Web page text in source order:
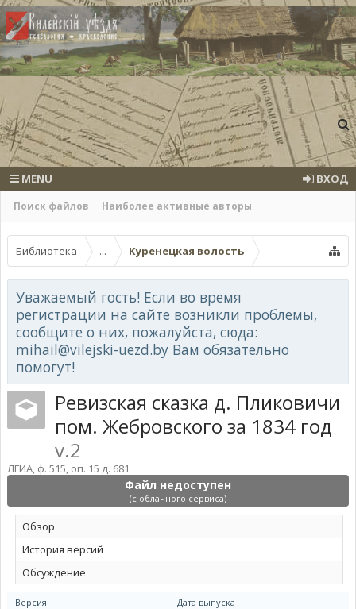
Поиск файлов Наиболее активные авторы
MENU ВХОД
Библиотека ... Куренецкая волость
Уважаемый гость! Если во время
регистрации на сайте возникли проблемы,
сообщите о них, пожалуйста, сюда:
mihail@vilejski-uezd.by Вам обязательно
помогут!
Файл недоступен
(с облачного сервиса)
Ревизская сказка д. Пликовичи
пом. Жебровского за 1834 год
v.2
ЛГИА, ф. 515, оп. 15 д. 681
Обзoр
История версий
Обсуждение
Версия Дата выпуска